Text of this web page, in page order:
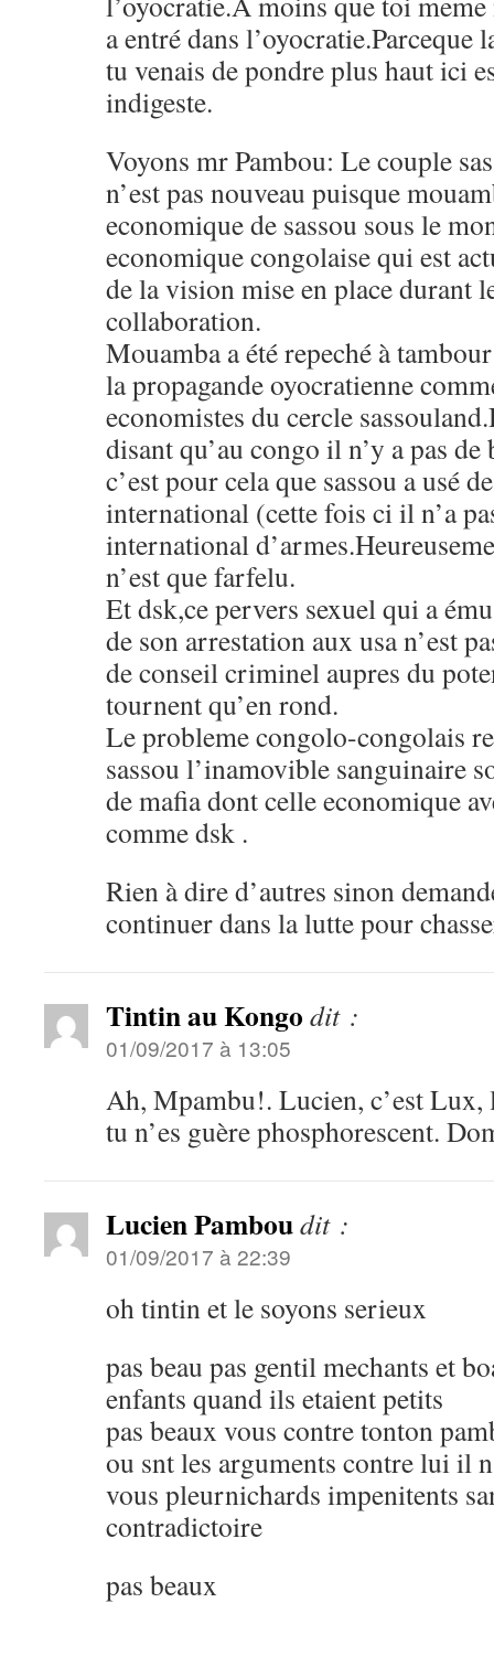
a entré dans l’oyocratie.Parceque
tu venais de pondre plus haut ici
indigeste.
Voyons mr Pambou: Le couple
n’est pas nouveau puisque
economique de sassou sous le
economique congolaise qui est
de la vision mise en place durant
collaboration.
Mouamba a été repeché à
la propagande oyocratienne
economistes du cercle
disant qu’au congo il n’y a pas
c’est pour cela que sassou a usé
international (cette fois ci il n’a
international
n’est que farfelu.
Et dsk,ce pervers sexuel qui a
de son arrestation aux usa n’est
de conseil criminel aupres du
tournent qu’en rond.
Le probleme congolo-congolais
sassou l’inamovible sanguinaire
de mafia dont celle economique
comme dsk .
Rien à dire d’autres sinon
continuer dans la lutte pour
Tintin au Kongo dit :
01/09/2017 à 13:05
Ah, Mpambu!. Lucien, c’est
tu n’es guère phosphorescent.
Lucien Pamboudit :
01/09/2017 à 22:39
oh tintin et le soyons serieux
pas beau pas gentil mechants et
enfants quand ils etaient petits
pas beaux vous contre tonton
ou snt les arguments contre lui il
vous pleurnichards impenitents
contradictoire
pas beaux